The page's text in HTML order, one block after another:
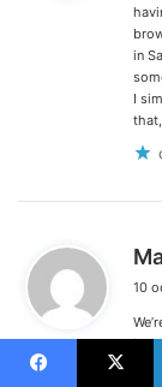
in
I
10
in